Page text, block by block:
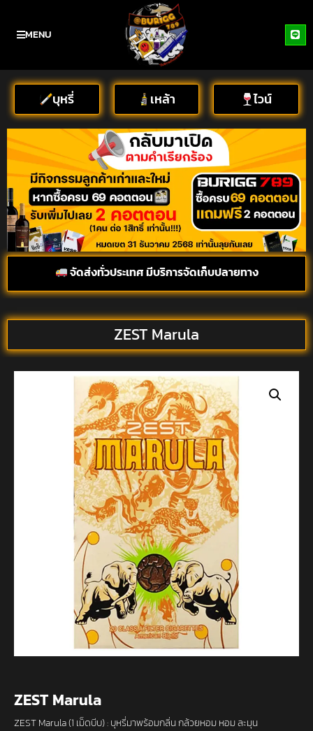
MENU
บุหรี่ เหล้า ไวน์
จัดส่งทั่วประเทศ มีบริการจัดเก็บปลายทาง
ZEST Marula
ZEST Marula
ZEST Marula (1 เม็ดบีบ) : บุหรี่มาพร้อมกลิ่น กล้วยหอม หอม ละมุน